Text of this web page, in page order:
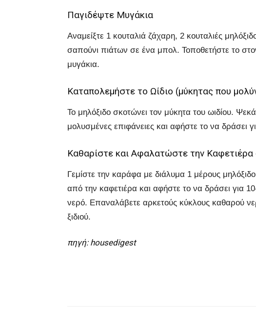
Παγιδέψτε Μυγάκια
Αναμείξτε 1 κουταλιά ζάχαρη, 2 κουταλιές
σαπούνι πιάτων σε ένα μπολ. Τοποθετήστε το
μυγάκια.
Καταπολεμήστε το Ωίδιο (μύκητας που
Το μηλόξιδο σκοτώνει τον μύκητα του ωιδίου.
μολυσμένες επιφάνειες και αφήστε το να δράσει
Καθαρίστε και Αφαλατώστε την Καφετιέρα
Γεμίστε την καράφα με διάλυμα 1 μέρους
από την καφετιέρα και αφήστε το να δράσει για
νερό. Επαναλάβετε αρκετούς κύκλους καθαρού
ξιδιού.
πηγή: housedigest